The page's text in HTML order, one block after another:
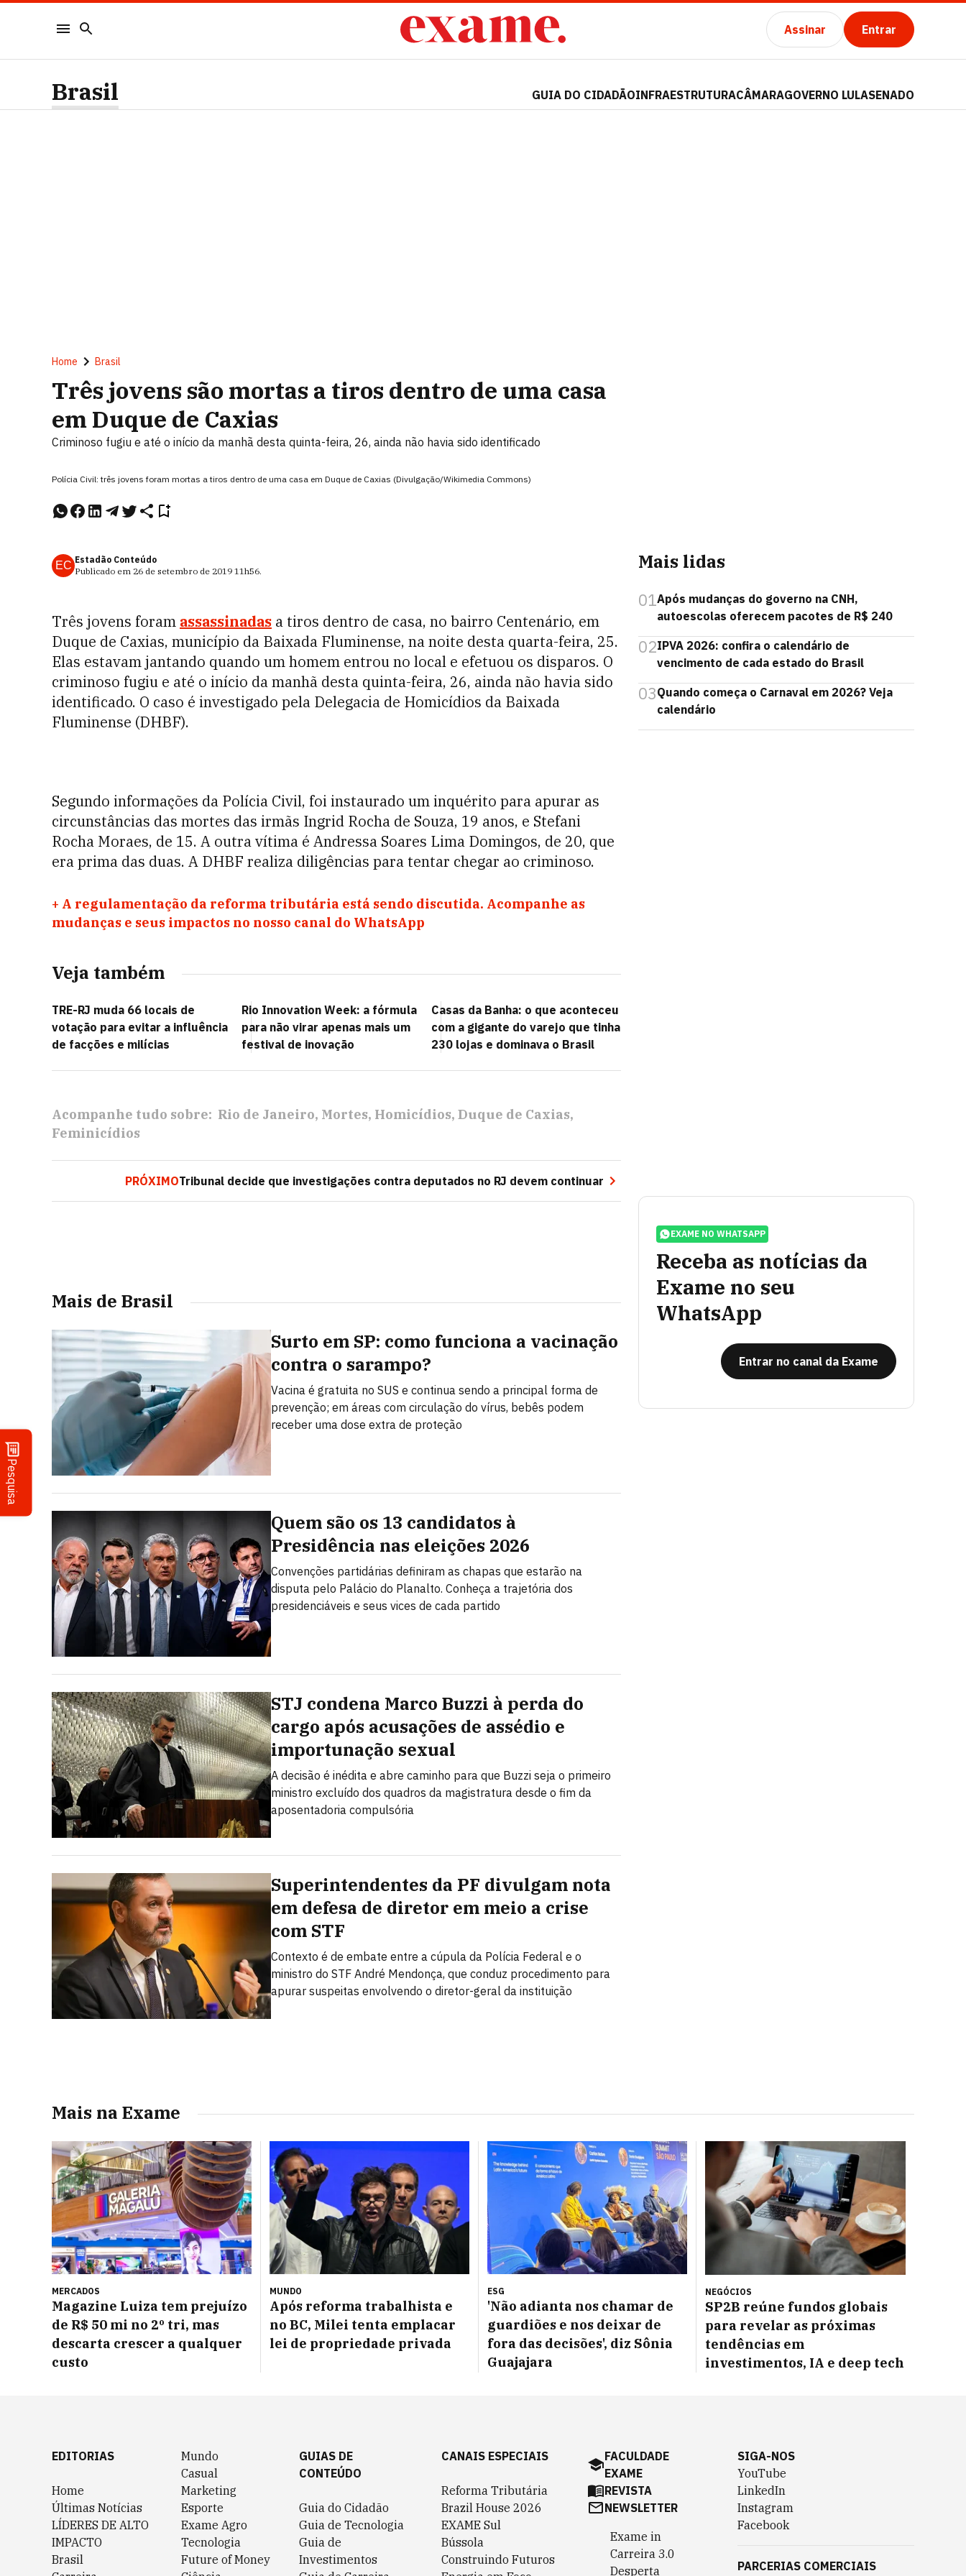
Assinar Entrar
Pesquisa
Brasil GUIA DO CIDADÃOINFRAESTRUTURACÂMARAGOVERNO LULASENADO
Home Brasil
Três jovens são mortas a tiros dentro de uma casa
em Duque de Caxias
Criminoso fugiu e até o início da manhã desta quinta-feira, 26, ainda não havia sido identificado
Polícia Civil: três jovens foram mortas a tiros dentro de uma casa em Duque de Caxias (Divulgação/Wikimedia Commons)
EC Estadão Conteúdo
Publicado em 26 de setembro de 2019 11h56.
Três jovens foram assassinadas a tiros dentro de casa, no bairro Centenário, em
Duque de Caxias, município da Baixada Fluminense, na noite desta quarta-feira, 25.
Elas estavam jantando quando um homem entrou no local e efetuou os disparos. O
criminoso fugiu e até o início da manhã desta quinta-feira, 26, ainda não havia sido
identificado. O caso é investigado pela Delegacia de Homicídios da Baixada
Fluminense (DHBF).
Segundo informações da Polícia Civil, foi instaurado um inquérito para apurar as
circunstâncias das mortes das irmãs Ingrid Rocha de Souza, 19 anos, e Stefani
Rocha Moraes, de 15. A outra vítima é Andressa Soares Lima Domingos, de 20, que
era prima das duas. A DHBF realiza diligências para tentar chegar ao criminoso.
+ A regulamentação da reforma tributária está sendo discutida. Acompanhe as
mudanças e seus impactos no nosso canal do WhatsApp
Veja também
TRE-RJ muda 66 locais de
votação para evitar a influência
de facções e milícias
Rio Innovation Week: a fórmula
para não virar apenas mais um
festival de inovação
Casas da Banha: o que aconteceu
com a gigante do varejo que tinha
230 lojas e dominava o Brasil
Acompanhe tudo sobre: Rio de Janeiro Mortes Homicídios Duque de Caxias
Feminicídios
PRÓXIMOTribunal decide que investigações contra deputados no RJ devem continuar
Mais de Brasil
Surto em SP: como funciona a vacinação
contra o sarampo?
Vacina é gratuita no SUS e continua sendo a principal forma de
prevenção; em áreas com circulação do vírus, bebês podem
receber uma dose extra de proteção
Quem são os 13 candidatos à
Presidência nas eleições 2026
Convenções partidárias definiram as chapas que estarão na
disputa pelo Palácio do Planalto. Conheça a trajetória dos
presidenciáveis e seus vices de cada partido
STJ condena Marco Buzzi à perda do
cargo após acusações de assédio e
importunação sexual
A decisão é inédita e abre caminho para que Buzzi seja o primeiro
ministro excluído dos quadros da magistratura desde o fim da
aposentadoria compulsória
Superintendentes da PF divulgam nota
em defesa de diretor em meio a crise
com STF
Contexto é de embate entre a cúpula da Polícia Federal e o
ministro do STF André Mendonça, que conduz procedimento para
apurar suspeitas envolvendo o diretor-geral da instituição
Mais lidas
01Após mudanças do governo na CNH,
autoescolas oferecem pacotes de R$ 240
02IPVA 2026: confira o calendário de
vencimento de cada estado do Brasil
03Quando começa o Carnaval em 2026? Veja
calendário
EXAME NO WHATSAPP
Receba as notícias da
Exame no seu
WhatsApp
Entrar no canal da Exame
Mais na Exame
MERCADOS
Magazine Luiza tem prejuízo
de R$ 50 mi no 2º tri, mas
descarta crescer a qualquer
custo
MUNDO
Após reforma trabalhista e
no BC, Milei tenta emplacar
lei de propriedade privada
ESG
'Não adianta nos chamar de
guardiões e nos deixar de
fora das decisões', diz Sônia
Guajajara
NEGÓCIOS
SP2B reúne fundos globais
para revelar as próximas
tendências em
investimentos, IA e deep tech
EDITORIAS
Home
Últimas Notícias
LÍDERES DE ALTO
IMPACTO
Brasil
Mundo
Casual
Marketing
Esporte
Exame Agro
Tecnologia
Future of Money
GUIAS DE
CONTEÚDO
Guia do Cidadão
Guia de Tecnologia
Guia de
Investimentos
CANAIS ESPECIAIS
Reforma Tributária
Brazil House 2026
EXAME Sul
Bússola
Construindo Futuros
FACULDADE
EXAME
REVISTA
NEWSLETTER
Exame in
Carreira 3.0
Desperta
SIGA-NOS
YouTube
LinkedIn
Instagram
Facebook
PARCERIAS COMERCIAIS